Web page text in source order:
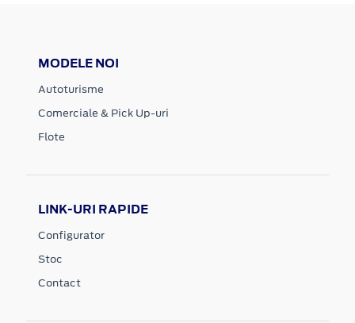
MODELE NOI
Autoturisme
Comerciale & Pick Up-uri
Flote
LINK-URI RAPIDE
Configurator
Stoc
Contact